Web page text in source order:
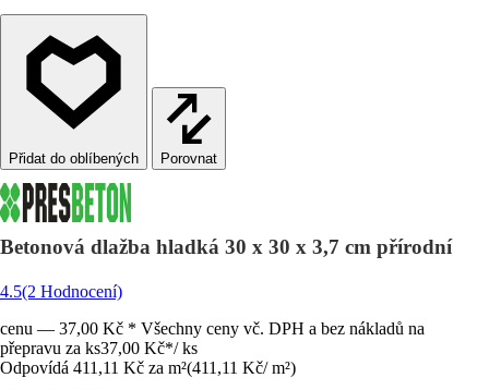
Porovnat
Betonová dlažba hladká 30 x 30 x 3,7 cm přírodní
4.5(2 Hodnocení)
cenu — 37,00 Kč * Všechny ceny vč. DPH a bez nákladů na
přepravu za ks37,00 Kč*/ ks
Odpovídá 411,11 Kč za m²(411,11 Kč/ m²)